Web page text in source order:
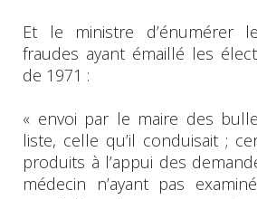
Et le ministre d’énumérer
fraudes ayant émaillé les
de 1971 :
« envoi par le maire des
liste, celle qu’il conduisait ;
produits à l’appui des
médecin n’ayant pas